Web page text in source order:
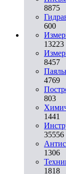
8875
600
13223
8457
4769
803
1441
35556
1306
1818